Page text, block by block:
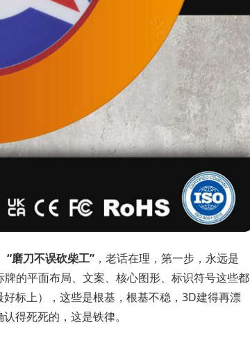
“磨刀不误砍柴工” ，老话在理，第一步，永远是
的平面布局、文案、核心图形、标识符号这些都
标上），这些是根基，根基不稳，3D建得再漂
得死死的，这是铁律。